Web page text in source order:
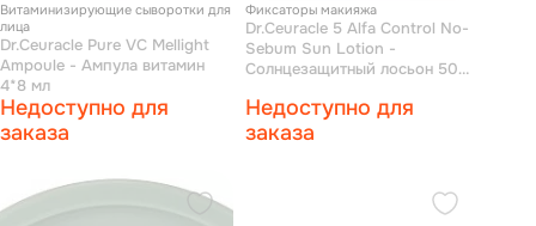
Витаминизирующие сыворотки для
лица
Dr.Ceuracle Pure VC Mellight
Ampoule - Ампула витамин
4*8 мл
Недоступно для
заказа
Фиксаторы макияжа
Dr.Ceuracle 5 Alfa Control No-
Sebum Sun Lotion -
Солнцезащитный лосьон 50
Недоступно для
заказа